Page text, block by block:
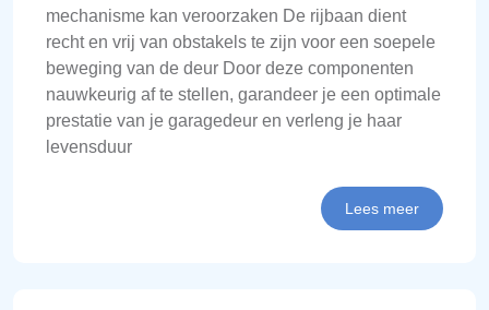
mechanisme kan veroorzaken De rijbaan dient
recht en vrij van obstakels te zijn voor een soepele
beweging van de deur Door deze componenten
nauwkeurig af te stellen, garandeer je een optimale
prestatie van je garagedeur en verleng je haar
levensduur
Lees meer